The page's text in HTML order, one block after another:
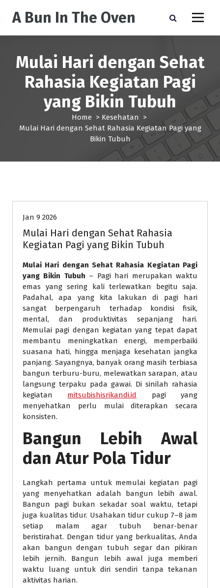
p
A Bun In The Oven
Mulai Hari dengan Sehat
Rahasia Kegiatan Pagi
yang Bikin Tubuh
Home > Kesehatan >
Mulai Hari dengan Sehat Rahasia Kegiatan Pagi yang
Bikin Tubuh
Jan 9 2026
Mulai Hari dengan Sehat Rahasia
Kegiatan Pagi yang Bikin Tubuh
Mulai Hari dengan Sehat Rahasia Kegiatan Pagi
yang Bikin Tubuh – Pagi hari merupakan waktu
emas yang sering kali terlewatkan begitu saja.
Padahal, apa yang kita lakukan di pagi hari
sangat berpengaruh terhadap kondisi fisik,
mental, dan produktivitas sepanjang hari.
Memulai pagi dengan kegiatan yang tepat dapat
membantu meningkatkan energi, memperbaiki
suasana hati, hingga menjaga kesehatan jangka
panjang. Sayangnya, banyak orang masih terbiasa
bangun terburu-buru, melewatkan sarapan, atau
langsung terpaku pada gawai. Di sinilah rahasia
kegiatan mitsubishisrikandi.id pagi yang
menyehatkan perlu mulai diterapkan secara
konsisten.
Bangun Lebih Awal
dan Atur Pola Tidur
Langkah pertama untuk memulai kegiatan pagi
yang menyehatkan adalah bangun lebih awal.
Bangun pagi bukan sekadar soal waktu, tetapi
juga kualitas tidur. Usahakan tidur cukup 7–8 jam
setiap malam agar tubuh benar-benar
beristirahat. Dengan tidur yang berkualitas, Anda
akan bangun dengan tubuh segar dan pikiran
lebih jernih. Bangun lebih awal juga memberi
waktu luang untuk diri sendiri tanpa tekanan
aktivitas harian.